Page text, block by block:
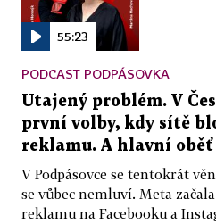
55:23
PODCAST PODPÁSOVKA
Utajený problém. V
první volby, kdy sítě
reklamu. A hlavní oběť
V Podpásovce se tentokrát
se vůbec nemluví. Meta
reklamu na Facebooku a